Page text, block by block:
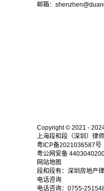
邮箱：
Copyright © 2021 -
上海段和段（深圳）律
粤ICP备2021036587号
粤公网安备
网站地图
段和段有：深圳房地产
电话咨询
电话咨询： 0755-